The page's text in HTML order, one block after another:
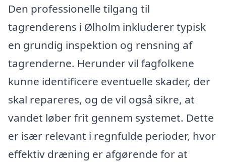
Den professionelle tilgang til
tagrenderens i Ølholm inkluderer typisk
en grundig inspektion og rensning af
tagrenderne. Herunder vil fagfolkene
kunne identificere eventuelle skader, der
skal repareres, og de vil også sikre, at
vandet løber frit gennem systemet. Dette
er især relevant i regnfulde perioder, hvor
effektiv dræning er afgørende for at